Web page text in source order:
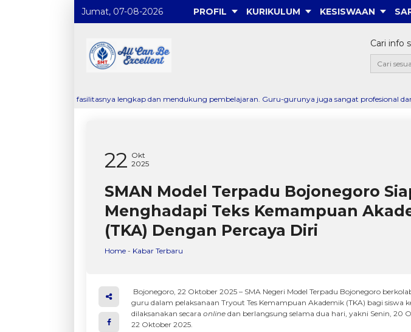
Jumat, 07-08-2026 PROFIL KURIKULUM KESISWAAN
Cari info
fasilitasnya lengkap dan mendukung pembelajaran. Guru-gurunya juga sangat profesional dan membantu
22 Okt
2025
SMAN Model Terpadu Bojonegoro
Menghadapi Teks Kemampuan
(TKA) Dengan Percaya Diri
Home - Kabar Terbaru
Bojonegoro, 22 Oktober 2025 – SMA Negeri Model Terpadu Bojonegoro
guru dalam pelaksanaan Tryout Tes Kemampuan Akademik (TKA) bagi siswa
dilaksanakan secara online dan berlangsung selama dua hari, yakni Senin, 20
22 Oktober 2025.